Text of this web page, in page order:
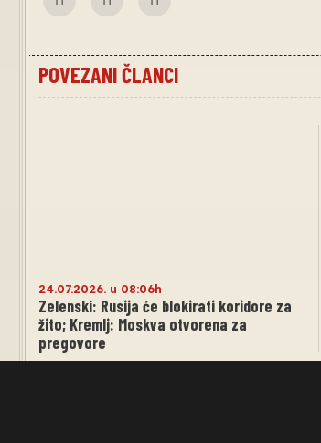
POVEZANI ČLANCI
24.07.2026. u 08:06h
Zelenski: Rusija će blokirati koridore za
žito; Kremlj: Moskva otvorena za
pregovore